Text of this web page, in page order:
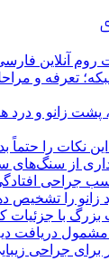
آنلاین
تعرفه و
پشت زانو و
نکات را حتماً
از سنگ‌های
جراحی
زانو را تشخیص
بزرگ با
مشمول دریافت
جراحی